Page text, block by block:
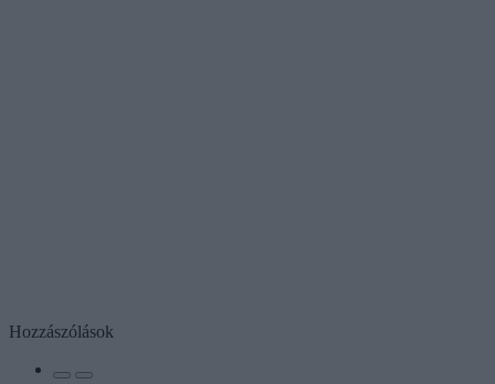
Hozzászólások